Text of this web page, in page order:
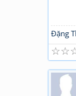
Đặng
☆
☆